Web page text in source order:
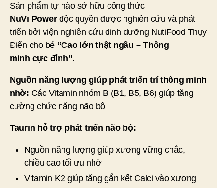
Sản phẩm tự hào sở hữu công thức
NuVi Powerđộc quyền được nghiên cứu và phát
triển bởi viện nghiên cứu dinh dưỡng NutiFood Thụy
Điển cho bé “Cao lớn thật ngầu – Thông
minh cực đỉnh”.
Nguồn năng lượng giúp phát triển trí thông minh
nhờ: Các Vitamin nhóm B (B1, B5, B6) giúp tăng
cường chức năng não bộ
Taurin hỗ trợ phát triển não bộ:
Nguồn năng lượng giúp xương vững chắc,
chiều cao tối ưu nhờ
Vitamin K2 giúp tăng gắn kết Calci vào xương